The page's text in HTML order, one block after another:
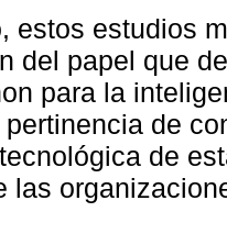
estos estudios
del papel que
para la
de
de
las